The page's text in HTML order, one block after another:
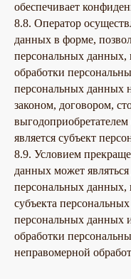
обеспечивает
8.8. Оператор
данных в форме,
персональных данных,
обработки
персональных данных
законом, договором,
является субъект
8.9. Условием
данных может
персональных данных,
субъекта
персональных данных
обработки
неправомерной